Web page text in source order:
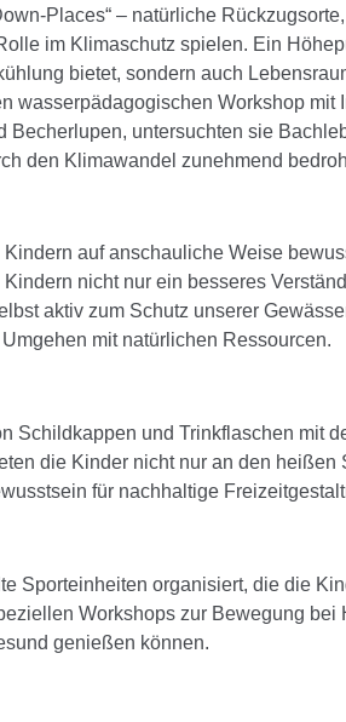
Places“ – natürliche
im Klimaschutz spielen. Ein
bietet, sondern auch
wasserpädagogischen Workshop mit
Becherlupen, untersuchten sie
den Klimawandel zunehmend
auf anschauliche Weise
nicht nur ein besseres
aktiv zum Schutz unserer
mit natürlichen Ressourcen.
Schildkappen und Trinkflaschen mit
die Kinder nicht nur an den heißen
für nachhaltige
Sporteinheiten organisiert, die die
Workshops zur Bewegung bei
genießen können.